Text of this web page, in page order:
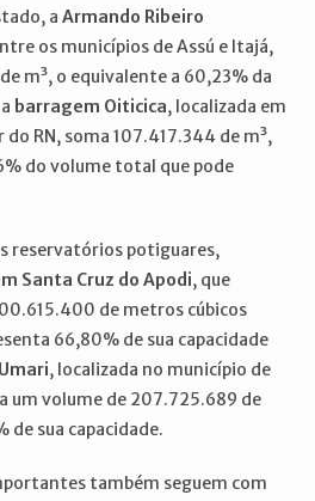
aArmando Ribeiro
os municípios de Assú e Itajá,
m³, o equivalente a 60,23% da
barragem Oiticica, localizada em
RN, soma 107.417.344 de m³,
do volume total que pode
reservatórios potiguares,
Santa Cruz do Apodi, que
de metros cúbicos
66,80% de sua capacidade
, localizada no município de
um volume de 207.725.689 de
sua capacidade.
também seguem com